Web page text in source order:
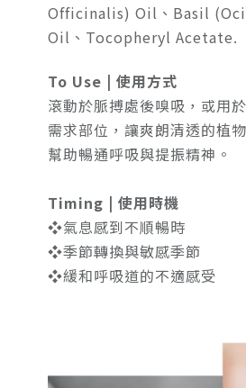
Officinalis) Oil、Basil
Oil、Tocopheryl Acetate.
To Use | 使用方式
滾動於脈搏處後嗅吸，或用
需求部位，讓爽朗清透的植
幫助暢通呼吸與提振精神。
Timing | 使用時機
❖氣息感到不順暢時
❖季節轉換與敏感季節
❖緩和呼吸道的不適感受